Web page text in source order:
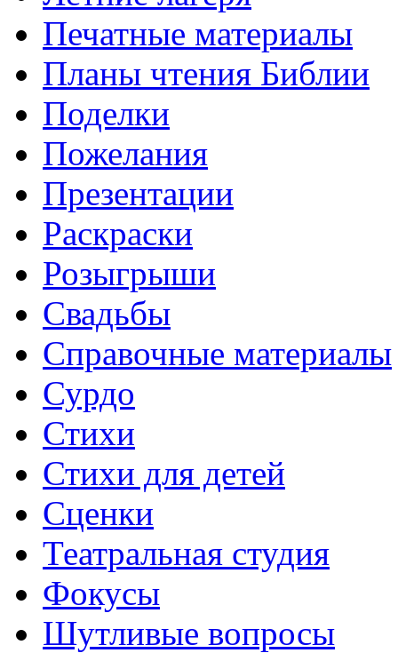
Печатные материалы
Планы чтения Библии
Поделки
Пожелания
Презентации
Раскраски
Розыгрыши
Свадьбы
Справочные материалы
Сурдо
Стихи
Стихи для детей
Сценки
Театральная студия
Фокусы
Шутливые вопросы